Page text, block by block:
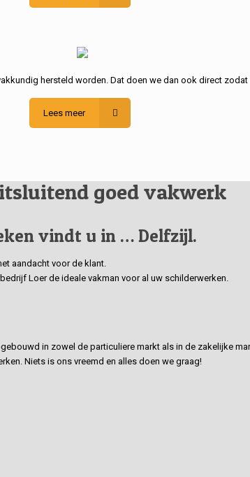
hersteld worden. Dat doen we dan ook direct
Lees meer
goed vakwerk
vindt u in … Delfzijl.
aandacht voor de klant.
Loer de ideale vakman voor al uw schilderwerken.
in zowel de particuliere markt als in de zakelijke
Niets is ons vreemd en alles doen we graag!